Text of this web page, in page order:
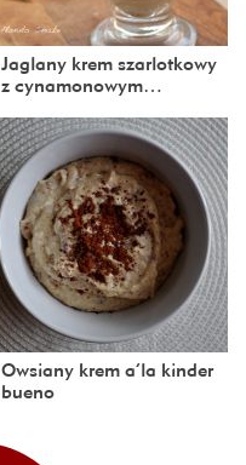
Jaglany krem szarlotkowy
z cynamonowym…
Owsiany krem a’la kinder
bueno